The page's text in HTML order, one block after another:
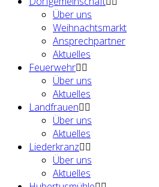
Über uns
Weihnachtsmarkt
Ansprechpartner
Aktuelles
Feuerwehr
Über uns
Aktuelles
Landfrauen
Über uns
Aktuelles
Liederkranz
Über uns
Aktuelles